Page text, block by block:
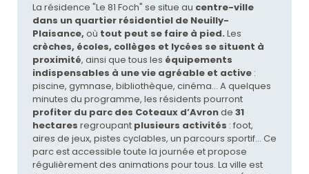
La résidence "Le 81 Foch" se situe au centre-ville
dans un quartier résidentiel de Neuilly-
Plaisance, où tout peut se faire à pied. Les
crèches, écoles, collèges et lycées se situent à
proximité, ainsi que tous les équipements
indispensables à une vie agréable et active:
piscine, gymnase, bibliothèque, cinéma… A quelques
minutes du programme, les résidents pourront
profiter du parc des Coteaux d’Avronde 31
hectares regroupant plusieurs activités : foot,
aires de jeux, pistes cyclables, un parcours sportif… Ce
parc est accessible toute la journée et propose
régulièrement des animations pour tous. La ville est